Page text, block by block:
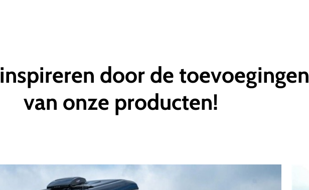
inspireren door de toevoegingen
van onze producten!